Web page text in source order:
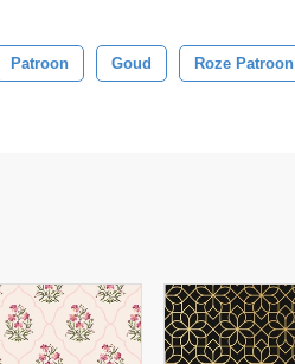
Patroon Goud Roze Patroon